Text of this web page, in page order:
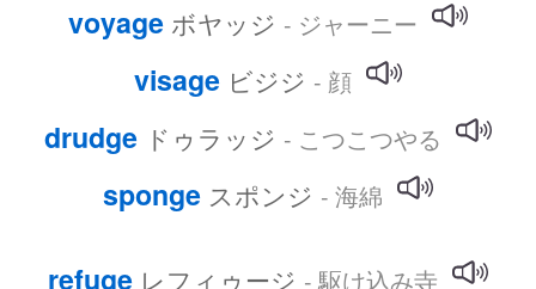
voyage ボヤッジ - ジャーニー
visage ビジジ - 顔
drudge ドゥラッジ - こつこつやる
sponge スポンジ - 海綿
refuge レフィゥージ - 駆け込み寺